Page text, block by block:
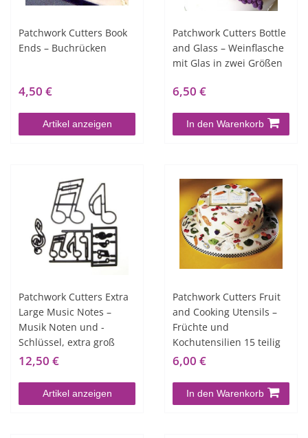
Patchwork Cutters Book
Ends – Buchrücken
4,50 €
Artikel anzeigen
Patchwork Cutters Bottle
and Glass – Weinflasche
mit Glas in zwei Größen
6,50 €
In den Warenkorb
Patchwork Cutters Extra
Large Music Notes –
Musik Noten und -
Schlüssel, extra groß
12,50 €
Artikel anzeigen
Patchwork Cutters Fruit
and Cooking Utensils –
Früchte und
Kochutensilien 15 teilig
6,00 €
In den Warenkorb